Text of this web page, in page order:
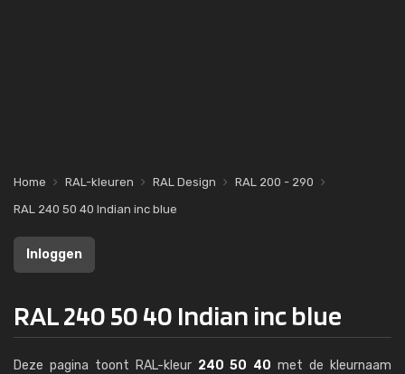
Home RAL-kleuren RAL Design
RAL 200 - 290
RAL 240 50 40 Indian inc blue
Inloggen
RAL 240 50 40 Indian inc blue
Deze pagina toont RAL-kleur 240 50 40 met de kleurnaam